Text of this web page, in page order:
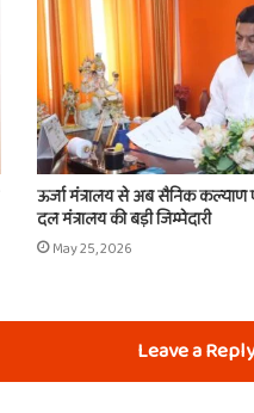
ऊर्जा मंत्रालय से अब सैनिक कल्याण
दल मंत्रालय की बड़ी जिम्मेदारी
May 25, 2026
Leave a Reply